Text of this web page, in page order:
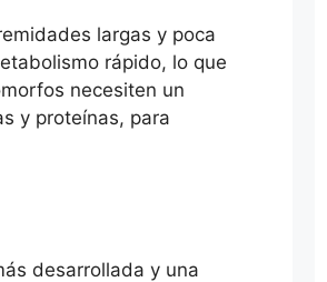
largas y poca
rápido, lo que
necesiten un
y proteínas, para
desarrollada y una